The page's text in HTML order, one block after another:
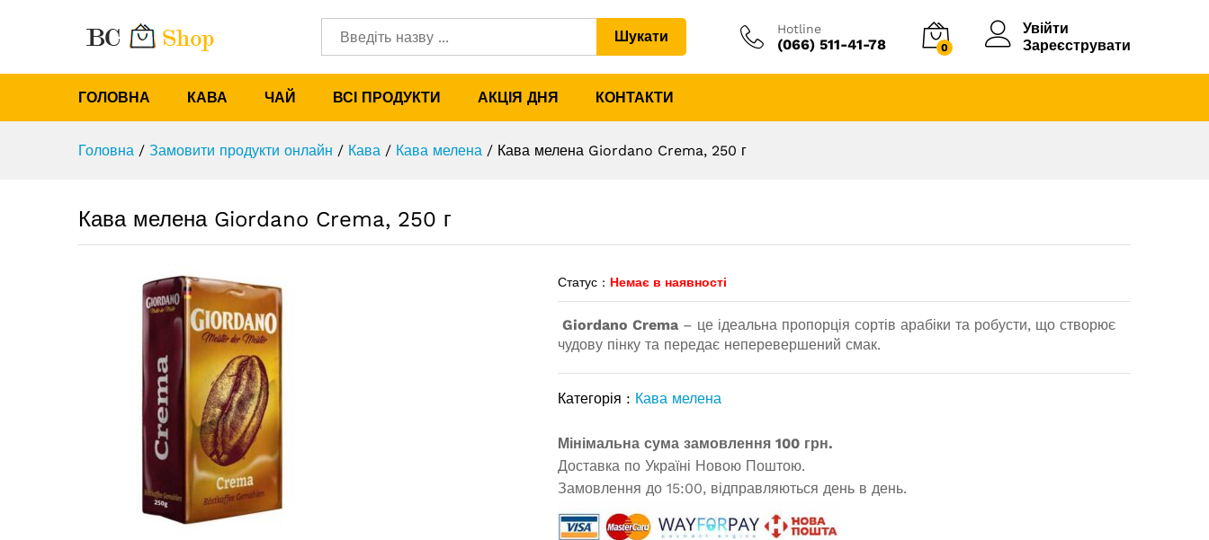
Категорії Шукати Hotline
(066) 511-41-78 0
Увійти
Зареєструвати
ГОЛОВНА КАВА ЧАЙ ВСІ ПРОДУКТИ АКЦІЯ ДНЯ КОНТАКТИ
Головна / Замовити продукти онлайн / Кава / Кава мелена / Кава мелена Giordano Crema, 250 г
Кава мелена Giordano Crema, 250 г
Статус : Немає в наявності
Giordano Crema – це ідеальна пропорція сортів арабіки та робусти, що створює
чудову пінку та передає неперевершений смак.
Категорія : Кава мелена
Мінімальна сума замовлення 100 грн.
Доставка по Україні Новою Поштою.
Замовлення до 15:00, відправляються день в день.
Характеристики